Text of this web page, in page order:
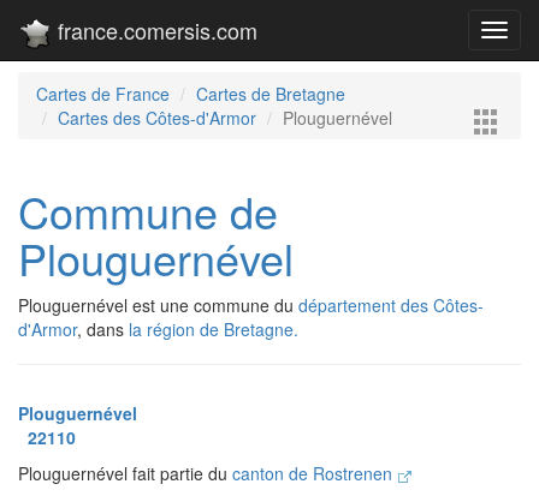
france.comersis.com
Cartes de France
Cartes de Bretagne
Cartes des Côtes-d'Armor
Plouguernével
Commune de
Plouguernével
Plouguernével est une commune du département des Côtes-
d'Armor, dans la région de Bretagne.
Plouguernével
22110
Plouguernével fait partie du canton de Rostrenen